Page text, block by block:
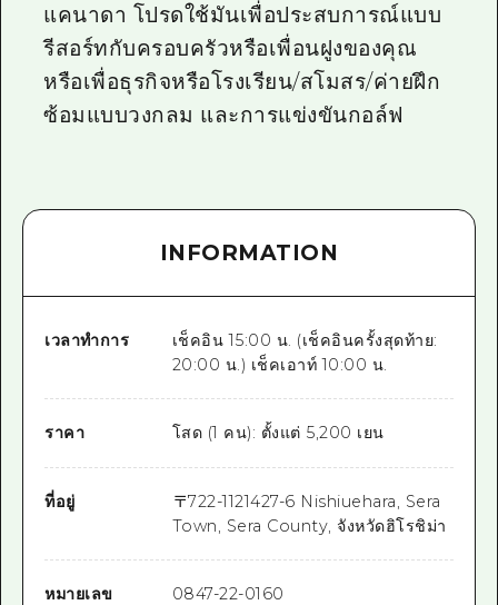
แคนาดา โปรดใช้มันเพื่อประสบการณ์แบบ
รีสอร์ทกับครอบครัวหรือเพื่อนฝูงของคุณ
หรือเพื่อธุรกิจหรือโรงเรียน/สโมสร/ค่ายฝึก
ซ้อมแบบวงกลม และการแข่งขันกอล์ฟ
INFORMATION
เวลาทำการ
เช็คอิน 15:00 น. (เช็คอินครั้งสุดท้าย:
20:00 น.) เช็คเอาท์ 10:00 น.
ราคา โสด (1 คน): ตั้งแต่ 5,200 เยน
ที่อยู่ 〒722-1121427-6 Nishiuehara, Sera
Town, Sera County, จังหวัดฮิโรชิม่า
หมายเลข
0847-22-0160